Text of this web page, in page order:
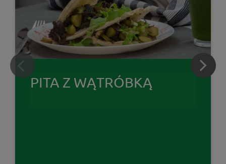
PITA Z WĄTRÓBKĄ